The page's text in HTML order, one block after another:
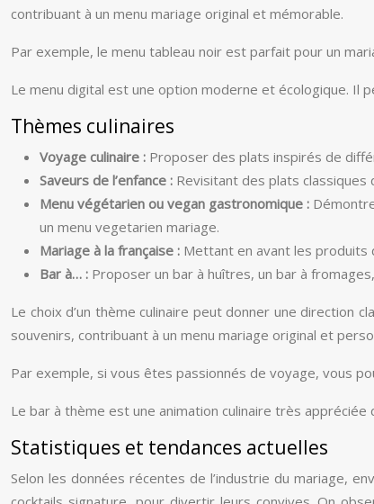
contribuant à un menu mariage original et mémorable.
Par exemple, le menu tableau noir est parfait pour un
Le menu digital est une option moderne et écologique. Il
Thèmes culinaires
Voyage culinaire : Proposer des plats inspirés de
Saveurs de l’enfance : Revisitant des plats
Menu végétarien ou vegan gastronomique :
un menu vegetarien mariage.
Mariage à la française : Mettant en avant les produits
Bar à… : Proposer un bar à huîtres, un bar à
Le choix d’un thème culinaire peut donner une
souvenirs, contribuant à un menu mariage original et
Par exemple, si vous êtes passionnés de voyage, vous
Le bar à thème est une animation culinaire très
Statistiques et tendances actuelles
Selon les données récentes de l’industrie du mariage,